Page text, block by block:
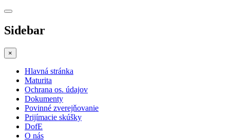
Sidebar
×
Hlavná stránka
Maturita
Ochrana os. údajov
Dokumenty
Povinné zverejňovanie
Prijímacie skúšky
DofE
O nás